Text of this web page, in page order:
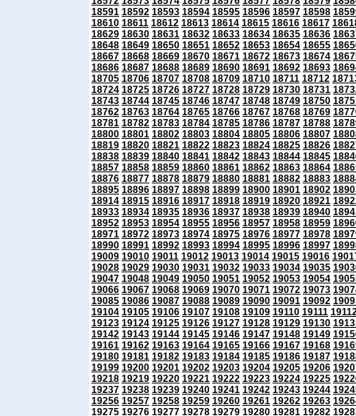
18591 18592 18593 18594 18595 18596 18597 18598
18610 18611 18612 18613 18614 18615 18616 18617
18629 18630 18631 18632 18633 18634 18635 18636
18648 18649 18650 18651 18652 18653 18654 18655
18667 18668 18669 18670 18671 18672 18673 18674
18686 18687 18688 18689 18690 18691 18692 18693
18705 18706 18707 18708 18709 18710 18711 18712
18724 18725 18726 18727 18728 18729 18730 18731
18743 18744 18745 18746 18747 18748 18749 18750
18762 18763 18764 18765 18766 18767 18768 18769
18781 18782 18783 18784 18785 18786 18787 18788
18800 18801 18802 18803 18804 18805 18806 18807
18819 18820 18821 18822 18823 18824 18825 18826
18838 18839 18840 18841 18842 18843 18844 18845
18857 18858 18859 18860 18861 18862 18863 18864
18876 18877 18878 18879 18880 18881 18882 18883
18895 18896 18897 18898 18899 18900 18901 18902
18914 18915 18916 18917 18918 18919 18920 18921
18933 18934 18935 18936 18937 18938 18939 18940
18952 18953 18954 18955 18956 18957 18958 18959
18971 18972 18973 18974 18975 18976 18977 18978
18990 18991 18992 18993 18994 18995 18996 18997
19009 19010 19011 19012 19013 19014 19015 19016
19028 19029 19030 19031 19032 19033 19034 19035
19047 19048 19049 19050 19051 19052 19053 19054
19066 19067 19068 19069 19070 19071 19072 19073
19085 19086 19087 19088 19089 19090 19091 19092
19104 19105 19106 19107 19108 19109 19110 19111
19123 19124 19125 19126 19127 19128 19129 19130
19142 19143 19144 19145 19146 19147 19148 19149
19161 19162 19163 19164 19165 19166 19167 19168
19180 19181 19182 19183 19184 19185 19186 19187
19199 19200 19201 19202 19203 19204 19205 19206
19218 19219 19220 19221 19222 19223 19224 19225
19237 19238 19239 19240 19241 19242 19243 19244
19256 19257 19258 19259 19260 19261 19262 19263
19275 19276 19277 19278 19279 19280 19281 19282